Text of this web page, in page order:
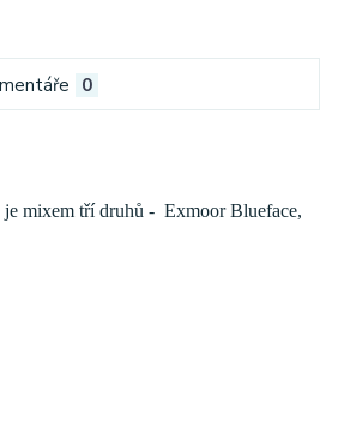
0
mixem tří druhů - Exmoor Blueface,